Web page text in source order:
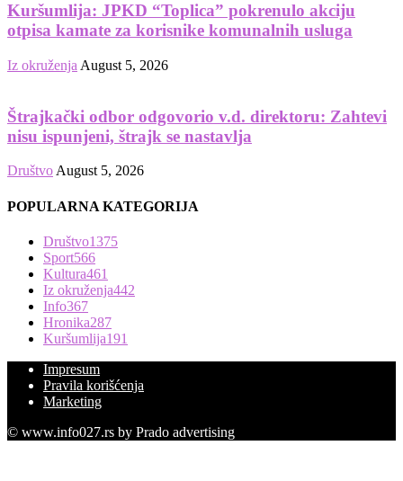
Kuršumlija: JPKD “Toplica” pokrenulo akciju
otpisa kamate za korisnike komunalnih usluga
Iz okruženja August 5, 2026
Štrajkački odbor odgovorio v.d. direktoru: Zahtevi
nisu ispunjeni, štrajk se nastavlja
Društvo August 5, 2026
POPULARNA KATEGORIJA
Društvo1375
Sport566
Kultura461
Iz okruženja442
Info367
Hronika287
Kuršumlija191
Impresum
Pravila korišćenja
Marketing
© www.info027.rs by Prado advertising